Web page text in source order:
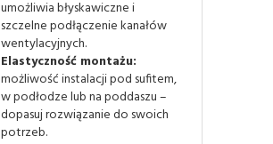
umożliwia błyskawiczne i
szczelne podłączenie kanałów
wentylacyjnych.
Elastyczność montażu:
możliwość instalacji pod sufitem,
w podłodze lub na poddaszu –
dopasuj rozwiązanie do swoich
potrzeb.